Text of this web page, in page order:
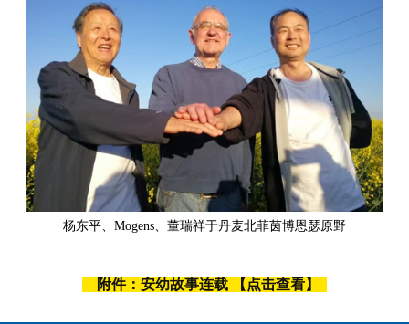
杨东平、Mogens、董瑞祥于丹麦北菲茵博恩瑟原野
附件：安幼故事连载 【点击查看】